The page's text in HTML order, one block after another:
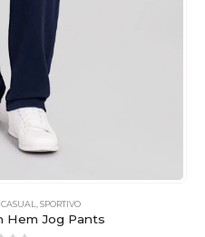
CASUAL SPORTIVO
Hem Jog Pants